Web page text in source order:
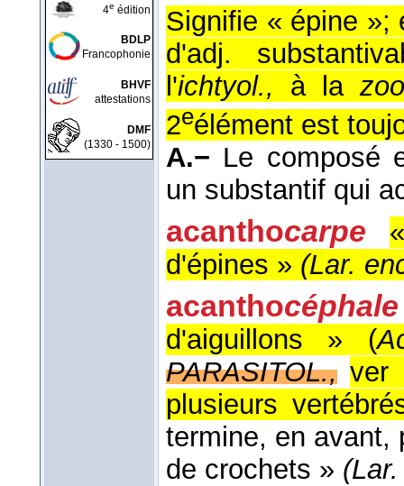
4e édition
BDLP
Francophonie
BHVF
attestations
DMF
(1330 - 1500)
Signifie « épine »;
d'adj.
l'ichtyol., à la
2eélément est
A.− Le composé
un substantif qui
acanthocarpe
d'épines » (Lar.
acanthocéphale
d'aiguillons » (
PARASITOL., ver
plusieurs
termine, en avant,
de crochets »